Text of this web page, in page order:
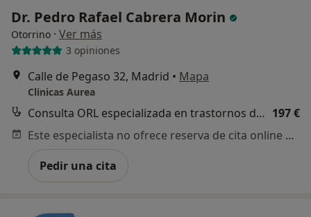
Dr. Pedro Rafael Cabrera Morin
Otorrino · Ver más
3 opiniones
Calle de Pegaso 32, Madrid • Mapa
Clinicas Aurea
Consulta ORL especializada en trastornos de la voz 197 €
Este especialista no ofrece reserva de cita online en esta dirección.
Pedir una cita